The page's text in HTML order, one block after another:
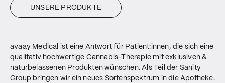
UNSERE PRODUKTE
avaay Medical ist eine Antwort für Patient:innen, die sich eine
qualitativ hochwertige Cannabis-Therapie mit exklusiven &
naturbelassenen Produkten wünschen. Als Teil der Sanity
Group bringen wir ein neues Sortenspektrum in die Apotheke.